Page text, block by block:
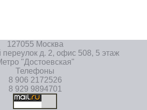
127055 Москва
переулок д. 2, офис 508, 5 этаж
"Достоевская"
Телефоны
8 906 2172526
8 929 9894701